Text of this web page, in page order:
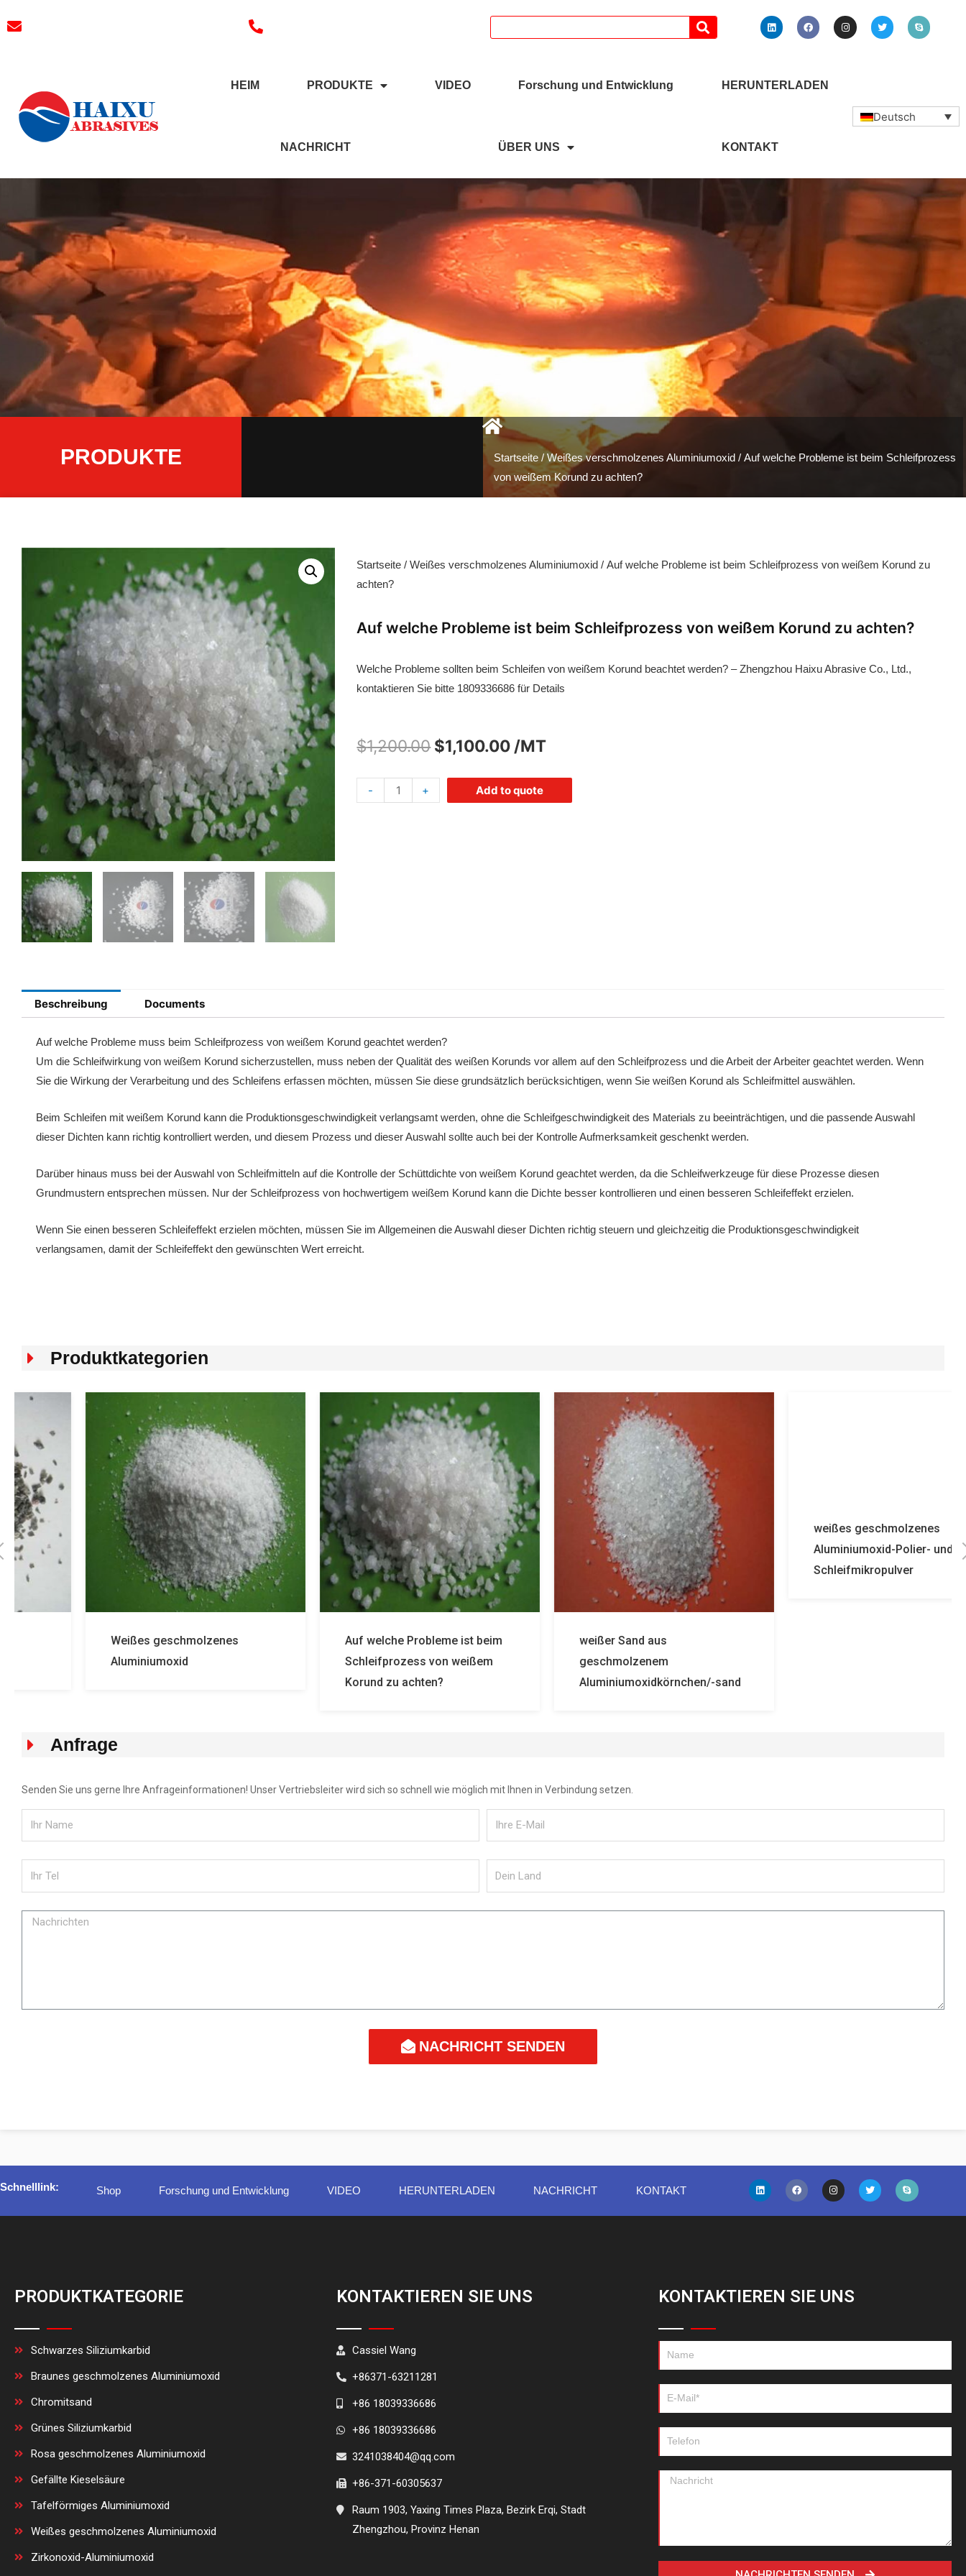
HEIM PRODUKTE VIDEO Forschung und Entwicklung HERUNTERLADEN
NACHRICHT ÜBER UNS KONTAKT
Deutsch
PRODUKTE Startseite / Weißes verschmolzenes Aluminiumoxid / Auf welche Probleme ist beim Schleifprozess
von weißem Korund zu achten?
Startseite /Weißes verschmolzenes Aluminiumoxid / Auf welche Probleme ist beim Schleifprozess von weißem Korund zu
achten?
Auf welche Probleme ist beim Schleifprozess von weißem Korund zu achten?
Welche Probleme sollten beim Schleifen von weißem Korund beachtet werden? – Zhengzhou Haixu Abrasive Co., Ltd.,
kontaktieren Sie bitte 1809336686 für Details
$1,200.00 $1,100.00 /MT
- + Add to quote
Beschreibung Documents
Auf welche Probleme muss beim Schleifprozess von weißem Korund geachtet werden?
Um die Schleifwirkung von weißem Korund sicherzustellen, muss neben der Qualität des weißen Korunds vor allem auf den Schleifprozess und die Arbeit der Arbeiter geachtet werden. Wenn
Sie die Wirkung der Verarbeitung und des Schleifens erfassen möchten, müssen Sie diese grundsätzlich berücksichtigen, wenn Sie weißen Korund als Schleifmittel auswählen.
Beim Schleifen mit weißem Korund kann die Produktionsgeschwindigkeit verlangsamt werden, ohne die Schleifgeschwindigkeit des Materials zu beeinträchtigen, und die passende Auswahl
dieser Dichten kann richtig kontrolliert werden, und diesem Prozess und dieser Auswahl sollte auch bei der Kontrolle Aufmerksamkeit geschenkt werden.
Darüber hinaus muss bei der Auswahl von Schleifmitteln auf die Kontrolle der Schüttdichte von weißem Korund geachtet werden, da die Schleifwerkzeuge für diese Prozesse diesen
Grundmustern entsprechen müssen. Nur der Schleifprozess von hochwertigem weißem Korund kann die Dichte besser kontrollieren und einen besseren Schleifeffekt erzielen.
Wenn Sie einen besseren Schleifeffekt erzielen möchten, müssen Sie im Allgemeinen die Auswahl dieser Dichten richtig steuern und gleichzeitig die Produktionsgeschwindigkeit
verlangsamen, damit der Schleifeffekt den gewünschten Wert erreicht.
Produktkategorien
Weißes geschmolzenes
Aluminiumoxid
Auf welche Probleme ist beim
Schleifprozess von weißem
Korund zu achten?
weißer Sand aus
geschmolzenem
Aluminiumoxidkörnchen/-sand
Anfrage
Senden Sie uns gerne Ihre Anfrageinformationen! Unser Vertriebsleiter wird sich so schnell wie möglich mit Ihnen in Verbindung setzen.
NACHRICHT SENDEN
Schnelllink: Shop Forschung und Entwicklung VIDEO HERUNTERLADEN NACHRICHT KONTAKT
PRODUKTKATEGORIE
Schwarzes Siliziumkarbid
Braunes geschmolzenes Aluminiumoxid
Chromitsand
Grünes Siliziumkarbid
Rosa geschmolzenes Aluminiumoxid
Gefällte Kieselsäure
Tafelförmiges Aluminiumoxid
Weißes geschmolzenes Aluminiumoxid
Zirkonoxid-Aluminiumoxid
KONTAKTIEREN SIE UNS
Cassiel Wang
+86371-63211281
+86 18039336686
+86 18039336686
3241038404@qq.com
+86-371-60305637
Raum 1903, Yaxing Times Plaza, Bezirk Erqi, Stadt
Zhengzhou, Provinz Henan
KONTAKTIEREN SIE UNS